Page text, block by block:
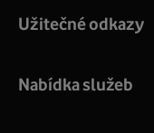
Užitečné odkazy
Nabídka služeb